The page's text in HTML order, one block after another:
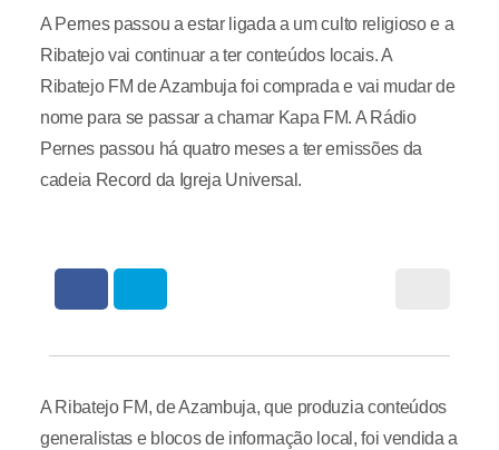
A Pernes passou a estar ligada a um culto religioso e a
Ribatejo vai continuar a ter conteúdos locais. A
Ribatejo FM de Azambuja foi comprada e vai mudar de
nome para se passar a chamar Kapa FM. A Rádio
Pernes passou há quatro meses a ter emissões da
cadeia Record da Igreja Universal.
A Ribatejo FM, de Azambuja, que produzia conteúdos
generalistas e blocos de informação local, foi vendida a